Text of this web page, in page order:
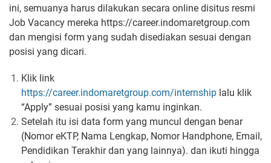
ini, semuanya harus dilakukan secara online disitus resmi
Job Vacancy mereka https://career.indomaretgroup.com
dan mengisi form yang sudah disediakan sesuai dengan
posisi yang dicari.
Klik link
https://career.indomaretgroup.com/internship lalu klik
“Apply” sesuai posisi yang kamu inginkan.
Setelah itu isi data form yang muncul dengan benar
(Nomor eKTP, Nama Lengkap, Nomor Handphone, Email,
Pendidikan Terakhir dan yang lainnya). dan ikuti hingga